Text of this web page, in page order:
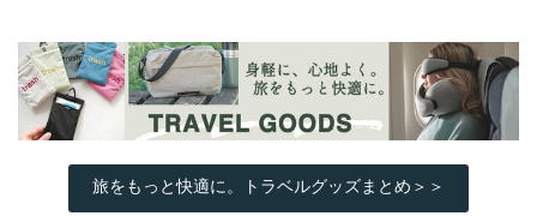
旅をもっと快適に。トラベルグッズまとめ＞＞